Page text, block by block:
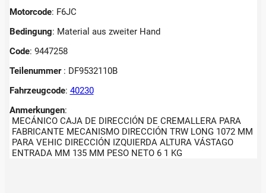
Motorcode: F6JC
Bedingung: Material aus zweiter Hand
Code: 9447258
Teilenummer : DF9532110B
Fahrzeugcode: 40230
Anmerkungen:
MECÁNICO CAJA DE DIRECCIÓN DE CREMALLERA PARA
FABRICANTE MECANISMO DIRECCIÓN TRW LONG 1072 MM
PARA VEHIC DIRECCIÓN IZQUIERDA ALTURA VÁSTAGO
ENTRADA MM 135 MM PESO NETO 6 1 KG